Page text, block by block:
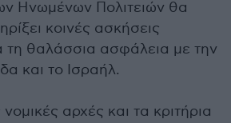
Ηνωμένων Πολιτειών θα
κοινές ασκήσεις
τη θαλάσσια ασφάλεια με την
και το Ισραήλ.
αρχές και τα κριτήρια